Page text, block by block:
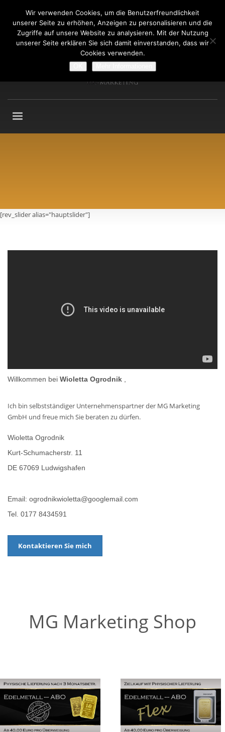
Fragen an: +49 (911) 2165 876
Mo-Fr: 9:00-13:00 Uhr
[rev_slider alias="hauptslider"]
Willkommen bei Wioletta Ogrodnik
Ich bin selbstständiger Unternehmenspartner der MG Marketing
GmbH und freue mich Sie beraten zu dürfen.
Wioletta Ogrodnik
Kurt-Schumacherstr. 11
DE 67069 Ludwigshafen
Email: ogrodnikwioletta@googlemail.com
Tel. 0177 8434591
Kontaktieren Sie mich
MG Marketing Shop
Wir verwenden Cookies, um die Benutzerfreundlichkeit
unserer Seite zu erhöhen, Anzeigen zu personalisieren und die
Zugriffe auf unsere Website zu analysieren. Mit der Nutzung
unserer Seite erklären Sie sich damit einverstanden, dass wir
Cookies verwenden.